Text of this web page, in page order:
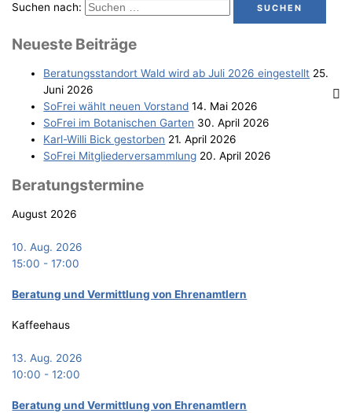
Suchen nach:
Neu­es­te Beiträge
Bera­tungs­stand­ort Wald wird ab Juli 2026 eingestellt 25.
Juni 2026
SoFrei wählt neu­en Vorstand 14. Mai 2026
SoFrei im Bota­ni­schen Garten 30. April 2026
Karl-Wil­li Bick gestorben 21. April 2026
SoFrei Mit­glie­der­ver­samm­lung 20. April 2026
Bera­tungs­ter­mi­ne
August 2026
10. Aug. 2026
15:00 -17:00
Bera­tung und Ver­mitt­lung von Ehrenamtlern
Kaffeehaus
13. Aug. 2026
10:00 -12:00
Bera­tung und Ver­mitt­lung von Ehrenamtlern